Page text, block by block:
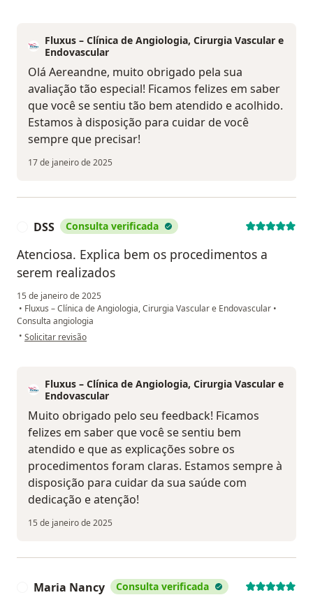
Fluxus – Clínica de Angiologia, Cirurgia Vascular e
Endovascular
Olá Aereandne, muito obrigado pela sua
avaliação tão especial! Ficamos felizes em saber
que você se sentiu tão bem atendido e acolhido.
Estamos à disposição para cuidar de você
sempre que precisar!
17 de janeiro de 2025
DSS Consulta verificada
Atenciosa. Explica bem os procedimentos a
serem realizados
15 de janeiro de 2025
• Fluxus – Clínica de Angiologia, Cirurgia Vascular e Endovascular •
Consulta angiologia
• na opinião do utilizador DSS
Solicitar revisão
Fluxus – Clínica de Angiologia, Cirurgia Vascular e
Endovascular
Muito obrigado pelo seu feedback! Ficamos
felizes em saber que você se sentiu bem
atendido e que as explicações sobre os
procedimentos foram claras. Estamos sempre à
disposição para cuidar da sua saúde com
dedicação e atenção!
15 de janeiro de 2025
Maria Nancy Consulta verificada